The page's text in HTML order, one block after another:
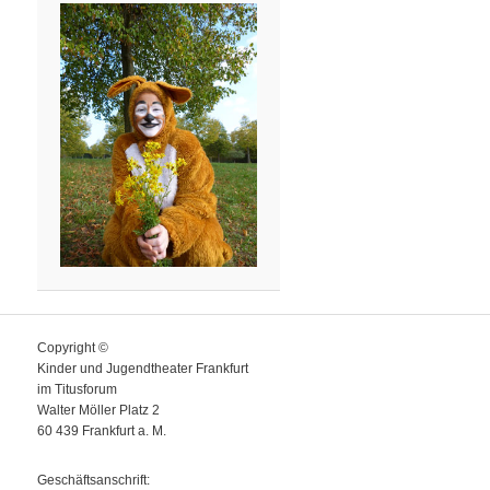
Copyright ©
Kinder und Jugendtheater Frankfurt
im Titusforum
Walter Möller Platz 2
60 439 Frankfurt a. M.
Geschäftsanschrift: